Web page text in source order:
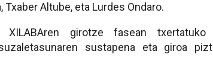
Txaber Altube, eta Lurdes Ondaro.
XILABAren girotze fasean
sustapena eta giroa